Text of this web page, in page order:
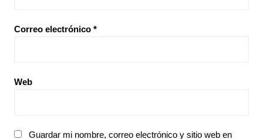
Correo electrónico *
Web
Guardar mi nombre, correo electrónico y sitio web en